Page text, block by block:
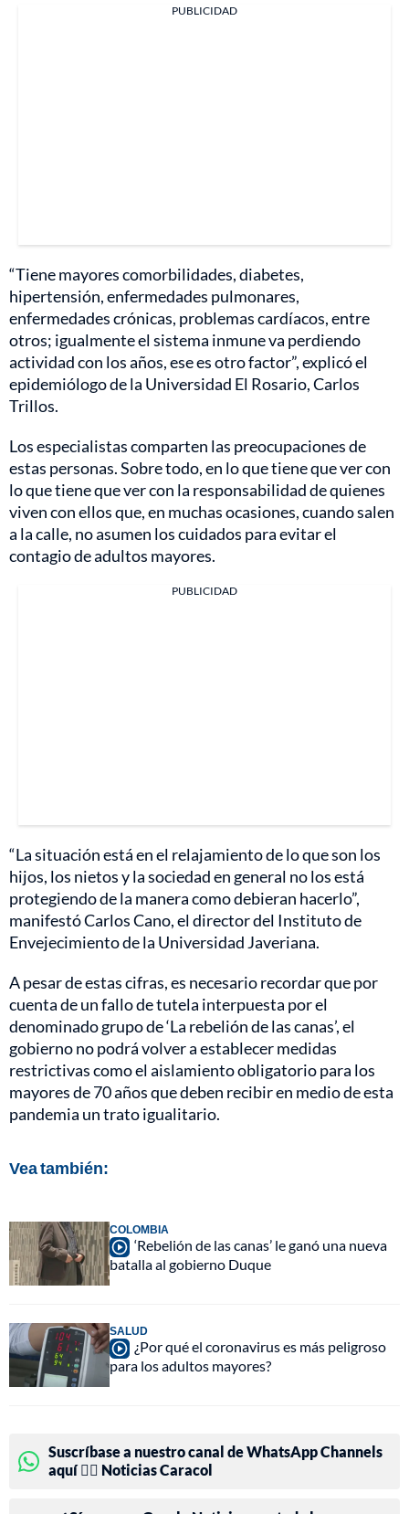
PUBLICIDAD
“Tiene mayores comorbilidades, diabetes,
hipertensión, enfermedades pulmonares,
enfermedades crónicas, problemas cardíacos, entre
otros; igualmente el sistema inmune va perdiendo
actividad con los años, ese es otro factor”, explicó el
epidemiólogo de la Universidad El Rosario, Carlos
Trillos.
Los especialistas comparten las preocupaciones de
estas personas. Sobre todo, en lo que tiene que ver con
lo que tiene que ver con la responsabilidad de quienes
viven con ellos que, en muchas ocasiones, cuando salen
a la calle, no asumen los cuidados para evitar el
contagio de adultos mayores.
PUBLICIDAD
“La situación está en el relajamiento de lo que son los
hijos, los nietos y la sociedad en general no los está
protegiendo de la manera como debieran hacerlo”,
manifestó Carlos Cano, el director del Instituto de
Envejecimiento de la Universidad Javeriana.
A pesar de estas cifras, es necesario recordar que por
cuenta de un fallo de tutela interpuesta por el
denominado grupo de ‘La rebelión de las canas’, el
gobierno no podrá volver a establecer medidas
restrictivas como el aislamiento obligatorio para los
mayores de 70 años que deben recibir en medio de esta
pandemia un trato igualitario.
Vea también:
COLOMBIA
‘Rebelión de las canas’ le ganó una nueva
batalla al gobierno Duque
SALUD
¿Por qué el coronavirus es más peligroso
para los adultos mayores?
Suscríbase a nuestro canal de WhatsApp Channels
aquí 👉🏻 Noticias Caracol